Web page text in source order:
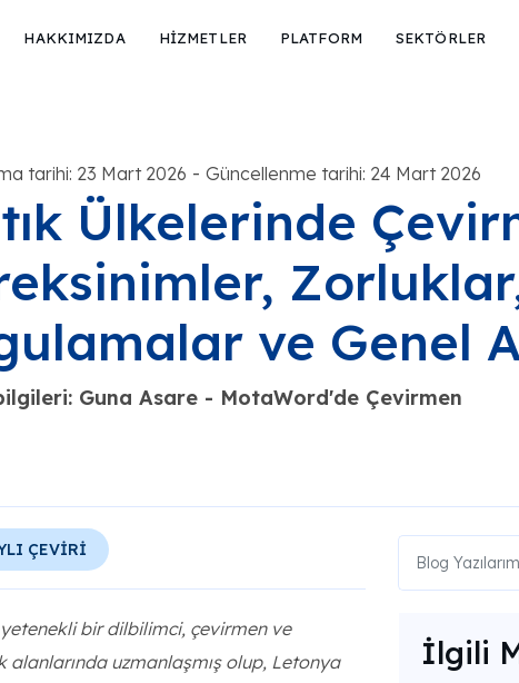
HAKKIMIZDA HİZMETLER PLATFORM SEKTÖRLER
tarihi: 23 Mart 2026 - Güncellenme tarihi: 24 Mart 2026
Ülkelerinde
ve Genel
Guna Asare - MotaWord'de Çevirmen
ÇEVİRİ
yetenekli bir dilbilimci, çevirmen ve
alanlarında uzmanlaşmış olup, Letonya
İlgili